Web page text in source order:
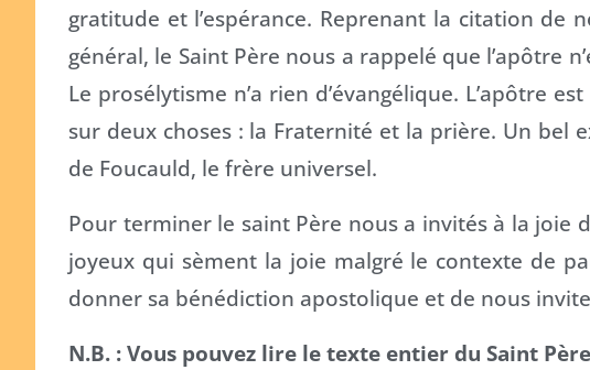
gratitude et l’espérance. Reprenant la citation de
général, le Saint Père nous a rappelé que l’apôtre
Le prosélytisme n’a rien d’évangélique. L’apôtre
sur deux choses : la Fraternité et la prière. Un bel
de Foucauld, le frère universel.
Pour terminer le saint Père nous a invités à la joie
joyeux qui sèment la joie malgré le contexte de
donner sa bénédiction apostolique et de nous
N.B. : Vous pouvez lire le texte entier du Saint